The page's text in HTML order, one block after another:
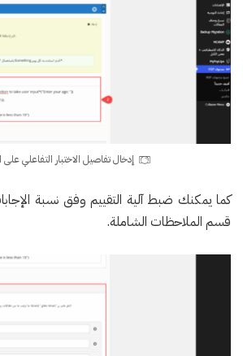
إدخال تفاصيل الاختبار التفاعلي
كما يمكنك ضبط آلية التقييم وفق نسبة
قسم الملاحظات الشاملة.